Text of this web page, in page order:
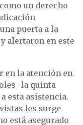
un derecho
puerta a la
alertaron en este
en la atención en
-la quinta
esta asistencia.
les surge
está asegurado